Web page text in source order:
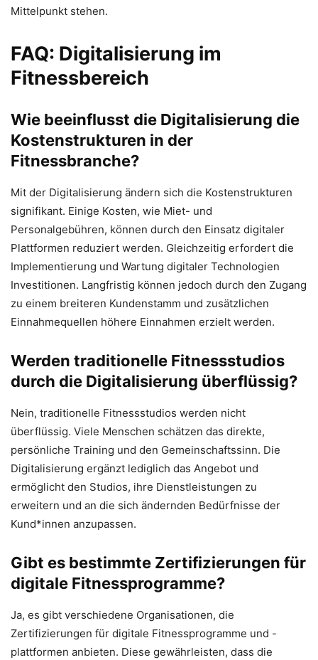
Mittelpunkt stehen.
FAQ: Digitalisierung im
Fitnessbereich
Wie beeinflusst die Digitalisierung die
Kostenstrukturen in der
Fitnessbranche?
Mit der Digitalisierung ändern sich die Kostenstrukturen
signifikant. Einige Kosten, wie Miet- und
Personalgebühren, können durch den Einsatz digitaler
Plattformen reduziert werden. Gleichzeitig erfordert die
Implementierung und Wartung digitaler Technologien
Investitionen. Langfristig können jedoch durch den Zugang
zu einem breiteren Kundenstamm und zusätzlichen
Einnahmequellen höhere Einnahmen erzielt werden.
Werden traditionelle Fitnessstudios
durch die Digitalisierung überflüssig?
Nein, traditionelle Fitnessstudios werden nicht
überflüssig. Viele Menschen schätzen das direkte,
persönliche Training und den Gemeinschaftssinn. Die
Digitalisierung ergänzt lediglich das Angebot und
ermöglicht den Studios, ihre Dienstleistungen zu
erweitern und an die sich ändernden Bedürfnisse der
Kund*innen anzupassen.
Gibt es bestimmte Zertifizierungen für
digitale Fitnessprogramme?
Ja, es gibt verschiedene Organisationen, die
Zertifizierungen für digitale Fitnessprogramme und -
plattformen anbieten. Diese gewährleisten, dass die